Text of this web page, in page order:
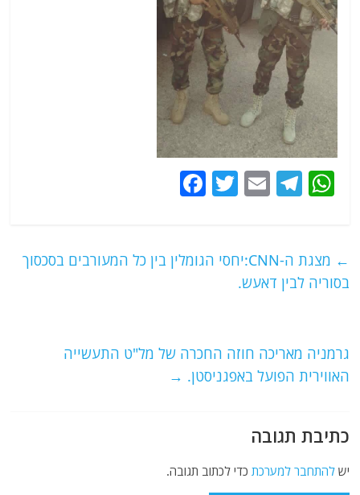
W
s
A
T
g
ra
E
l
T
er
e
k
←
מצגת ה-CNN:יחסי הגומלין בין כל המעורבים בסכסוך
בסוריה לבין דאעש.
גרמניה מאריכה חוזה החכרה של מל"ט התעשייה
האווירית הפועל באפגניסטן. →
כתיבת תגובה
ישלהתחבר למערכת כדי לכתוב תגובה.